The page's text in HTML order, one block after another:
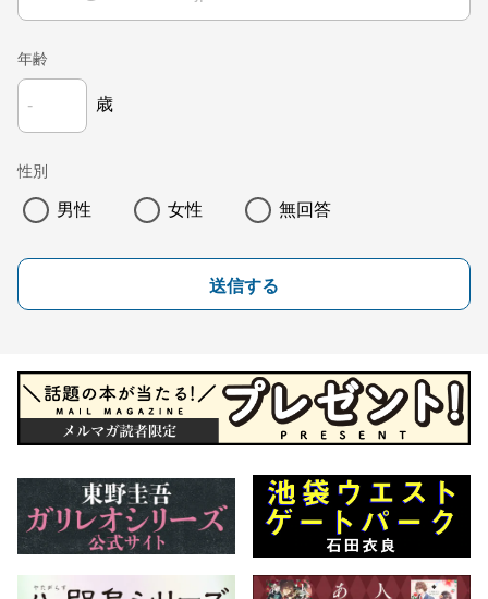
年齢
歳
性別
男性 女性 無回答
送信する